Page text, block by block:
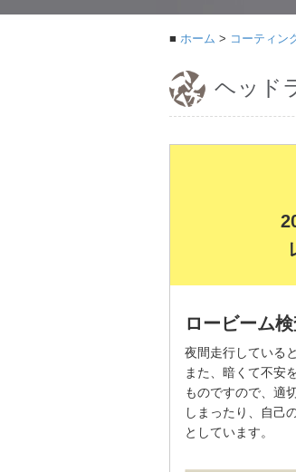
ホーム コーティン
ヘッド
ロービーム
夜間走行している
また、暗くて不安
ものですので、適
しまったり、自己
としています。